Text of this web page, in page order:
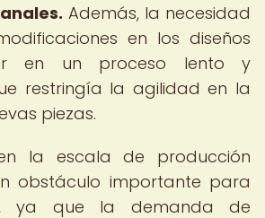
Además, la necesidad
en los diseños
en un proceso lento y
restringía la agilidad en la
piezas.
la escala de producción
obstáculo importante para
ya que la demanda de